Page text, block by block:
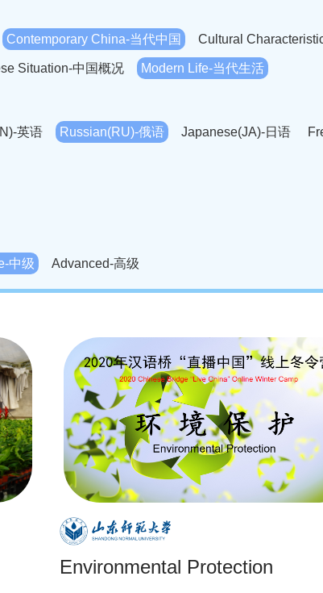
Contemporary China-当代中国 Cultural
Situation-中国概况 Modern Life-当代生活
英语 Russian(RU)-俄语 Japanese(JA)-日语
柬埔寨语
中级 Advanced-高级
Environmental Protection